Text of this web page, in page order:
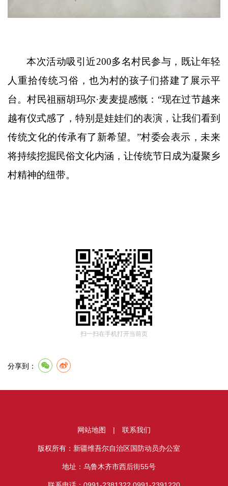
本次活动吸引近200多名村民参与，既让年轻
人重拾传统习俗，也为村的孩子们搭建了展示平
台。村民祖丽胡玛尔·麦麦提感慨： “现在过节越来
越有仪式感了，特别是娃娃们的表演，让我们看到
传统文化的传承有了新希望。 ”村委会表示，未来
将持续挖掘民俗文化内涵，让传统节日成为凝聚乡
村精神的纽带。
扫一扫在手机打开当前页
分享到：
网站地图 | 联系我们
版权所有：新疆维吾尔自治区国防动员办公室
地址：乌鲁木齐市西后街55号